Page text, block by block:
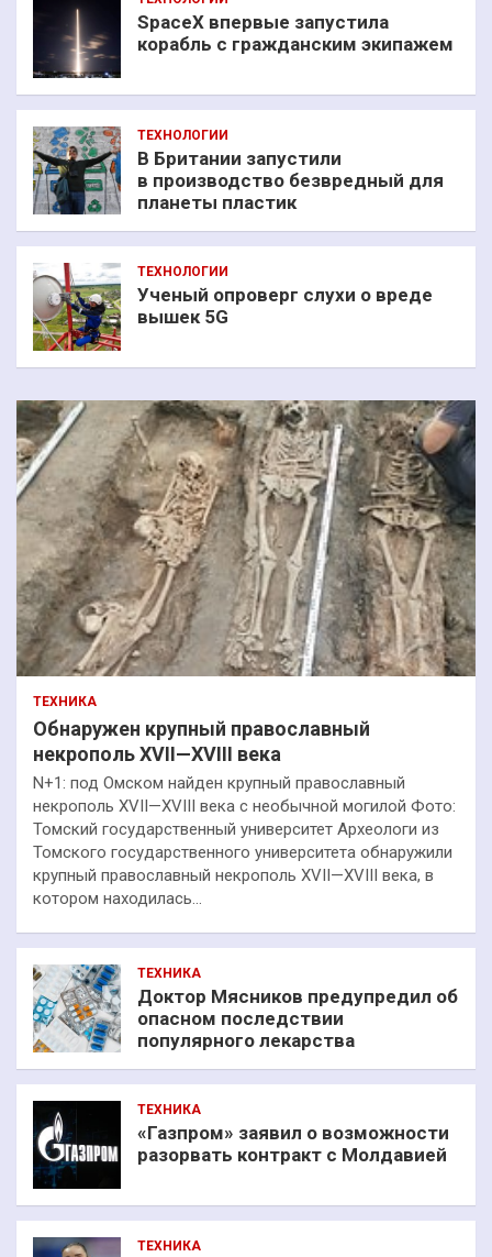
SpaceX впервые запустила
корабль с гражданским экипажем
ТЕХНОЛОГИИ
В Британии запустили
в производство безвредный для
планеты пластик
ТЕХНОЛОГИИ
Ученый опроверг слухи о вреде
вышек 5G
ТЕХНИКА
Обнаружен крупный православный
некрополь XVII—XVIII века
N+1: под Омском найден крупный православный
некрополь XVII—XVIII века с необычной могилой Фото:
Томский государственный университет Археологи из
Томского государственного университета обнаружили
крупный православный некрополь XVII—XVIII века, в
котором находилась…
ТЕХНИКА
Доктор Мясников предупредил об
опасном последствии
популярного лекарства
ТЕХНИКА
«Газпром» заявил о возможности
разорвать контракт с Молдавией
ТЕХНИКА